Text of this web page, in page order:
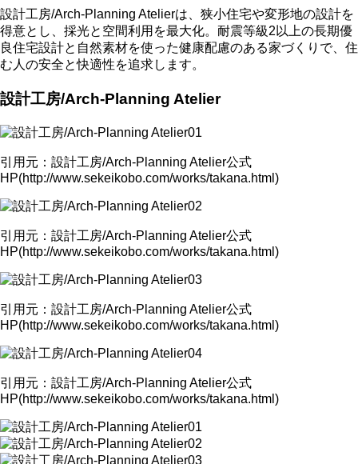
設計工房/Arch-Planning Atelierは、狭小住宅や変形地の設計を
得意とし、採光と空間利用を最大化。耐震等級2以上の長期優
良住宅設計と自然素材を使った健康配慮のある家づくりで、住
む人の安全と快適性を追求します。
設計工房/Arch-Planning Atelier
引用元：設計工房/Arch-Planning Atelier公式
HP(http://www.sekeikobo.com/works/takana.html)
引用元：設計工房/Arch-Planning Atelier公式
HP(http://www.sekeikobo.com/works/takana.html)
引用元：設計工房/Arch-Planning Atelier公式
HP(http://www.sekeikobo.com/works/takana.html)
引用元：設計工房/Arch-Planning Atelier公式
HP(http://www.sekeikobo.com/works/takana.html)